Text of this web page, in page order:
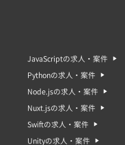
JavaScriptの求人・案件
Pythonの求人・案件
Node.jsの求人・案件
Nuxt.jsの求人・案件
Swiftの求人・案件
Unityの求人・案件